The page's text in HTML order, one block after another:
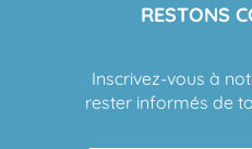
RESTONS
Inscrivez-vous à
rester informés de